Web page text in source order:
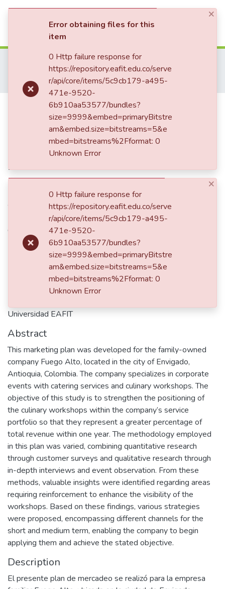
Communities & Collections
All of DSpace
Statistics
Tesis de Grado
Escuela de Administración
Maestría en Mercadeo (tesis)
Plan de mercadeo Fuego Alto cocina relacional
Publication:Plan de mercadeo
Fuego Alto cocina relacional
Date
Authors
Botero Giraldo, Juan David
Congolino Solarte, Laura Alejandra
dc.contributor.advisor
Henríquez Díaz, Ángela María
Publisher
Universidad EAFIT
Abstract
This marketing plan was developed for the family-owned
company Fuego Alto, located in the city of Envigado,
Antioquia, Colombia. The company specializes in corporate
events with catering services and culinary workshops. The
objective of this study is to strengthen the positioning of
the culinary workshops within the company’s service
portfolio so that they represent a greater percentage of
total revenue within one year. The methodology employed
in this plan was varied, combining quantitative research
through customer surveys and qualitative research through
in-depth interviews and event observation. From these
methods, valuable insights were identified regarding areas
requiring reinforcement to enhance the visibility of the
workshops. Based on these findings, various strategies
were proposed, encompassing different channels for the
short and medium term, enabling the company to begin
applying them and achieve the stated objective.
Description
El presente plan de mercadeo se realizó para la empresa
×
Error obtaining files for this
item
0 Http failure response for
https://repository.eafit.edu.co/serve
r/api/core/items/5c9cb179-a495-
471e-9520-
6b910aa53577/bundles?
size=9999&embed=primaryBitstre
am&embed.size=bitstreams=5&e
mbed=bitstreams%2Fformat: 0
Unknown Error
×
0 Http failure response for
https://repository.eafit.edu.co/serve
r/api/core/items/5c9cb179-a495-
471e-9520-
6b910aa53577/bundles?
size=9999&embed=primaryBitstre
am&embed.size=bitstreams=5&e
mbed=bitstreams%2Fformat: 0
Unknown Error